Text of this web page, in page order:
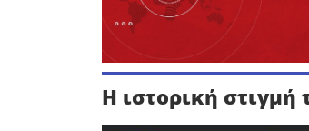
Η ιστορική